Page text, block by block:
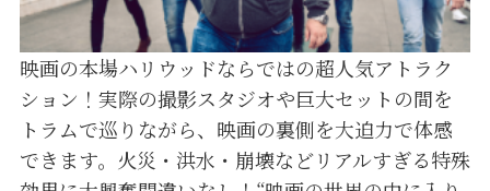
映画の本場ハリウッドならではの超人気アトラク
ション！実際の撮影スタジオや巨大セットの間を
トラムで巡りながら、映画の裏側を大迫力で体感
できます。火災・洪水・崩壊などリアルすぎる特殊